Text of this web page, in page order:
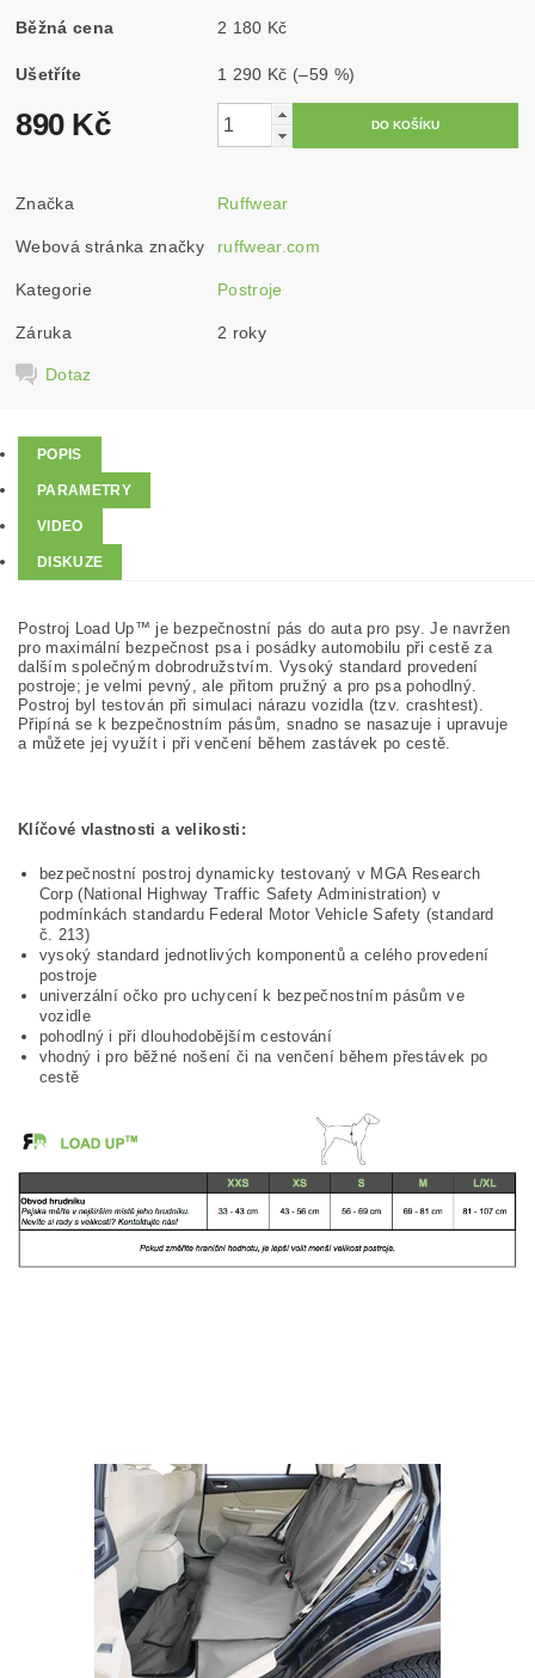
Běžná cena 2 180 Kč
Ušetříte 1 290 Kč (–59 %)
890 Kč
Značka Ruffwear
Webová stránka značky ruffwear.com
Kategorie Postroje
Záruka 2 roky
Dotaz
POPIS
PARAMETRY
VIDEO
DISKUZE
Postroj Load Up™ je bezpečnostní pás do auta pro psy. Je navržen
pro maximální bezpečnost psa i posádky automobilu při cestě za
dalším společným dobrodružstvím. Vysoký standard provedení
postroje; je velmi pevný, ale přitom pružný a pro psa pohodlný.
Postroj byl testován při simulaci nárazu vozidla (tzv. crashtest).
Připíná se k bezpečnostním pásům, snadno se nasazuje i upravuje
a můžete jej využít i při venčení během zastávek po cestě.
Klíčové vlastnosti a velikosti:
bezpečnostní postroj dynamicky testovaný v MGA Research
Corp (National Highway Traffic Safety Administration) v
podmínkách standardu Federal Motor Vehicle Safety (standard
č. 213)
vysoký standard jednotlivých komponentů a celého provedení
postroje
univerzální očko pro uchycení k bezpečnostním pásům ve
vozidle
pohodlný i při dlouhodobějším cestování
vhodný i pro běžné nošení či na venčení během přestávek po
cestě